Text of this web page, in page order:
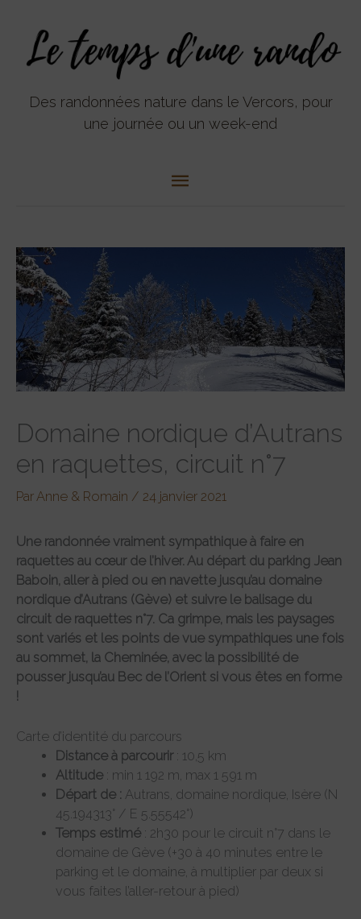
contenu
Des randonnées nature dans le Vercors, pour
une journée ou un week-end
principal
Domaine nordique d’Autrans
en raquettes, circuit n°7
ParAnne & Romain / 24 janvier 2021
Une randonnée vraiment sympathique à faire en
raquettes au cœur de l’hiver. Au départ du parking Jean
Baboin, aller à pied ou en navette jusqu’au domaine
nordique d’Autrans (Gève) et suivre le balisage du
circuit de raquettes n°7. Ca grimpe, mais les paysages
sont variés et les points de vue sympathiques une fois
au sommet, la Cheminée, avec la possibilité de
pousser jusqu’au Bec de l’Orient si vous êtes en forme
!
Carte d’identité du parcours
Distance à parcourir: 10,5 km
Altitude : min 1 192 m, max 1 591 m
Départ de : Autrans, domaine nordique, Isère (N
45.194313° / E 5.55542°)
Temps estimé : 2h30 pour le circuit n°7 dans le
domaine de Gève (+30 à 40 minutes entre le
parking et le domaine, à multiplier par deux si
vous faites l’aller-retour à pied)